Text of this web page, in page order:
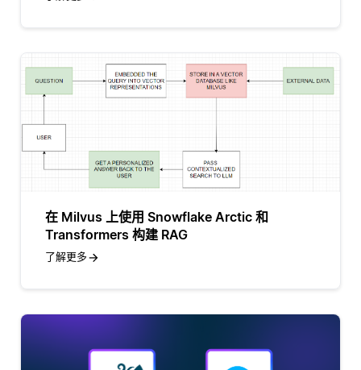
在 Milvus 上使用 Snowflake Arctic 和
Transformers 构建 RAG
了解更多